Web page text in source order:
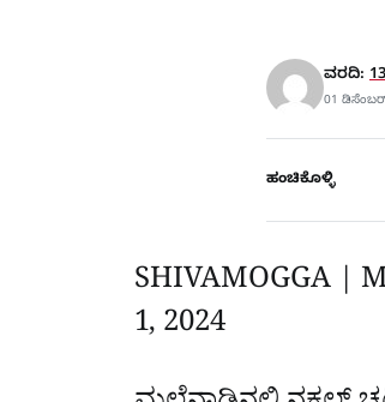
ವರದಿ: 13
01
ಹಂಚಿಕೊಳ್ಳಿ
SHIVAMOGGA |
1, 2024